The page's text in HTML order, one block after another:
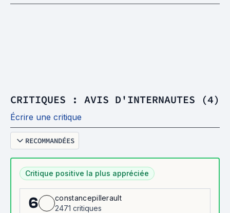
CRITIQUES : AVIS D'INTERNAUTES (4)
Écrire une critique
RECOMMANDÉES
Critique positive la plus appréciée
6
constancepillerault
2471 critiques